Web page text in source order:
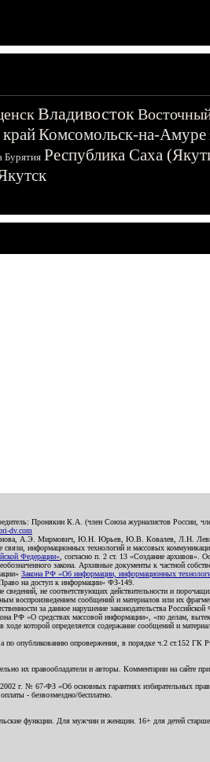
Владивосток
Комсомольск-на-Амуре
Бурятия Республика Саха
Пронякин К.А. (член Союза журналистов России,
dv.com
А.Э. Мирмович, Ю.Н. Юрьев, Ю.В. Ковалев,
информационных технологий и массовых
Федерации» , согласно п. 2 ст. 13 «Создание архивов».
закона. Архивные документы к частной
Закона РФ «Об информации, информационных
на доступ к информации» ФЗ-149.
не соответствующих действительности и
сообщений и материалов или их
за данное нарушение законодательства
«О средствах массовой информации», «по делам,
которой определяется содержание сообщений и
опровержения, в порядке ч.2 ст.152 ГК
их правообладатели и авторы. Комментарии на
г. № 67-ФЗ «Об основных гарантиях избирательных
- безвозмездно/бесплатно.
функции. Для мужчин и женщин. 16+ для детей старше